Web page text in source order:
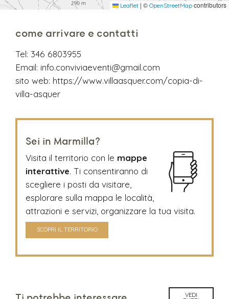
Leaflet | © OpenStreetMap contributors
come arrivare e contatti
Tel: 346 6803955
Email: info.conviviaeventi@gmail.com
sito web: https://www.villaasquer.com/copia-di-
villa-asquer
Sei in Marmilla?
Visita il territorio con le mappe
interattive. Ti consentiranno di
scegliere i posti da visitare,
esplorare sulla mappa le località,
attrazioni e servizi, organizzare la tua visita.
SCOPRI IL TERRITORIO
VEDI